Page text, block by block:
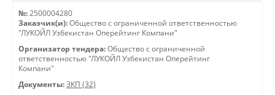
№: 2500004280
Заказчик(и): Общество с ограниченной ответственностью
"ЛУКОЙЛ Узбекистан Оперейтинг Компани"
Организатор тендера: Общество с ограниченной
ответственностью "ЛУКОЙЛ Узбекистан Оперейтинг
Компани"
Документы: ЗКП (32)